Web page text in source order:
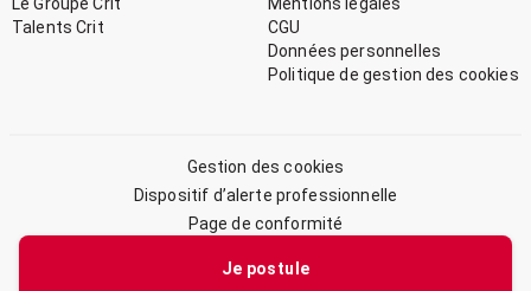
Je postule
Le Groupe Crit
Talents Crit
Mentions légales
CGU
Données personnelles
Politique de gestion des cookies
Gestion des cookies
Dispositif d’alerte professionnelle
Page de conformité
© 2026 CRIT